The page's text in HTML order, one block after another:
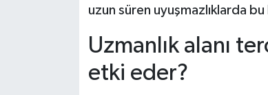
uzun süren uyuşmazlıklarda
Uzmanlık alanı
etki eder?